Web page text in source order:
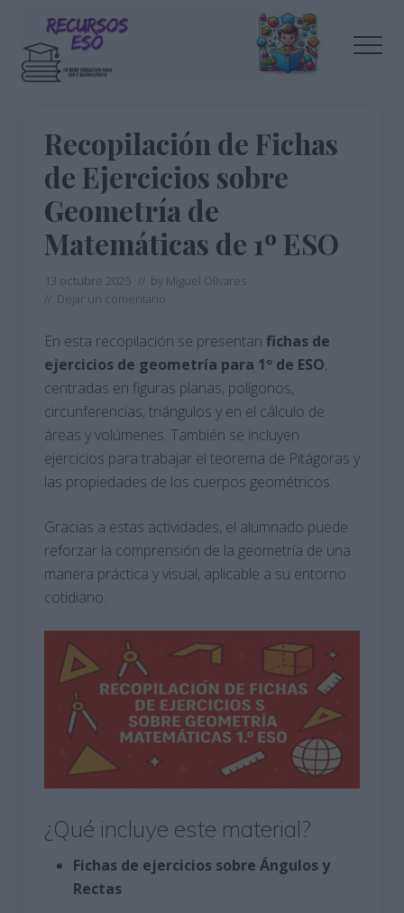
contenido
principal
barra
educación
Recopilación de Fichas
de Ejercicios sobre
Geometría de
Matemáticas de 1º ESO
13 octubre 2025 // by Miguel Olivares
// Dejar un comentario
En esta recopilación se presentan fichas de
ejercicios de geometría para 1º de ESO,
centradas en figuras planas, polígonos,
circunferencias, triángulos y en el cálculo de
áreas y volúmenes. También se incluyen
ejercicios para trabajar el teorema de Pitágoras y
las propiedades de los cuerpos geométricos.
Gracias a estas actividades, el alumnado puede
reforzar la comprensión de la geometría de una
manera práctica y visual, aplicable a su entorno
cotidiano.
¿Qué incluye este material?
Fichas de ejercicios sobre Ángulos y
Rectas